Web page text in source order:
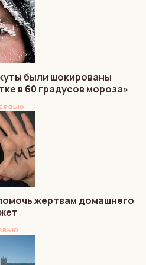
были шокированы
в 60 градусов мороза»
жертвам домашнего